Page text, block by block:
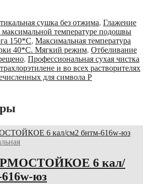
сушка без отжима, Глажение
температуре подошвы
150*С, Максимальная температура
40*С. Мягкий режим, Отбеливание
, Профессиональная сухая чистка
и во всех растворителях
для символа Р
6 кал/
юз